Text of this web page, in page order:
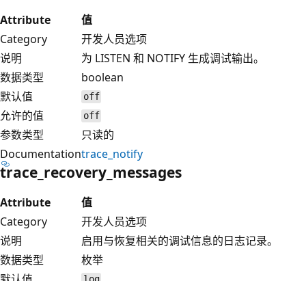
Attribute
值
Category
开发人员选项
说明
为 LISTEN 和 NOTIFY 生成调试输出。
数据类型
boolean
默认值
off
允许的值 off
参数类型
只读的
Documentationtrace_notify
trace_recovery_messages
Attribute
值
Category
开发人员选项
说明
启用与恢复相关的调试信息的日志记录。
数据类型
枚举